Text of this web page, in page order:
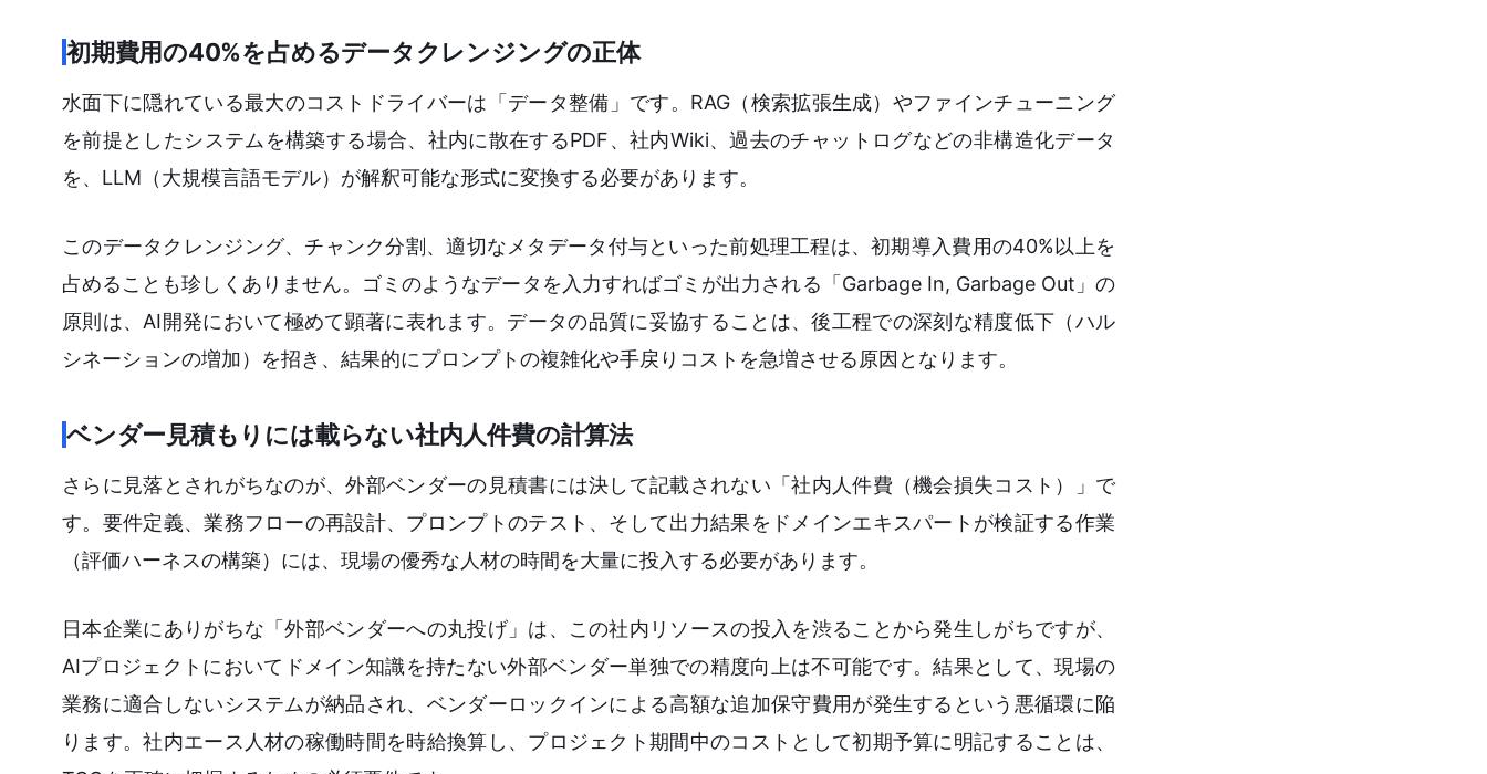
初期費用の40%を占めるデータクレンジングの正体
水面下に隠れている最大のコストドライバーは「データ整備」です。RAG（検索拡張生成）やファインチューニング
を前提としたシステムを構築する場合、社内に散在するPDF、社内Wiki、過去のチャットログなどの非構造化データ
を、LLM（大規模言語モデル）が解釈可能な形式に変換する必要があります。
このデータクレンジング、チャンク分割、適切なメタデータ付与といった前処理工程は、初期導入費用の40%以上を
占めることも珍しくありません。ゴミのようなデータを入力すればゴミが出力される「Garbage In, Garbage Out」の
原則は、AI開発において極めて顕著に表れます。データの品質に妥協することは、後工程での深刻な精度低下（ハル
シネーションの増加）を招き、結果的にプロンプトの複雑化や手戻りコストを急増させる原因となります。
ベンダー見積もりには載らない社内人件費の計算法
さらに見落とされがちなのが、外部ベンダーの見積書には決して記載されない「社内人件費（機会損失コスト）」で
す。要件定義、業務フローの再設計、プロンプトのテスト、そして出力結果をドメインエキスパートが検証する作業
（評価ハーネスの構築）には、現場の優秀な人材の時間を大量に投入する必要があります。
日本企業にありがちな「外部ベンダーへの丸投げ」は、この社内リソースの投入を渋ることから発生しがちですが、
AIプロジェクトにおいてドメイン知識を持たない外部ベンダー単独での精度向上は不可能です。結果として、現場の
業務に適合しないシステムが納品され、ベンダーロックインによる高額な追加保守費用が発生するという悪循環に陥
ります。社内エース人材の稼働時間を時給換算し、プロジェクト期間中のコストとして初期予算に明記することは、